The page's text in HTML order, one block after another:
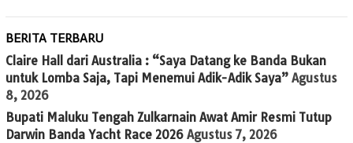
BERITA TERBARU
Claire Hall dari Australia : “Saya Datang ke Banda Bukan
untuk Lomba Saja, Tapi Menemui Adik-Adik Saya” Agustus
8, 2026
Bupati Maluku Tengah Zulkarnain Awat Amir Resmi Tutup
Darwin Banda Yacht Race 2026 Agustus 7, 2026